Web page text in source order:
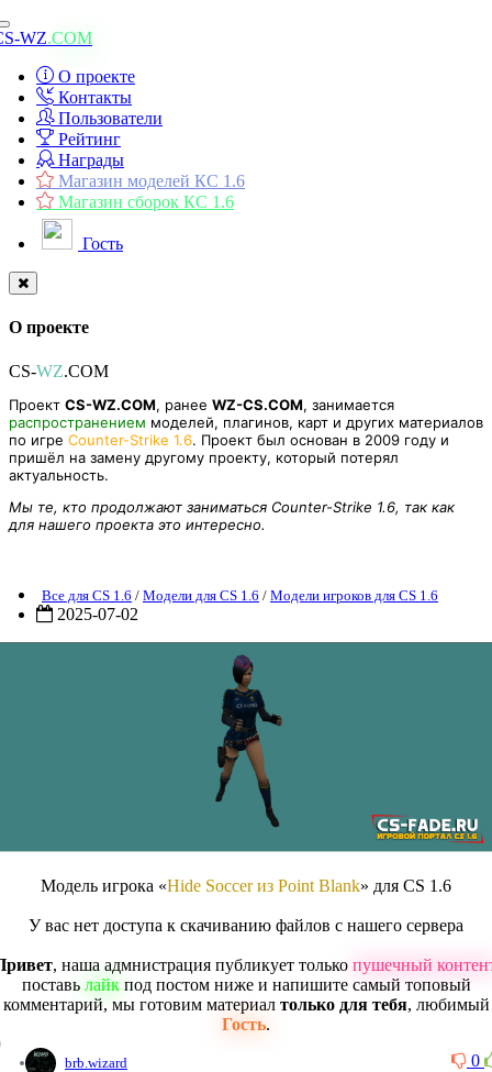
Toggle
navigation
WZ.COM
О проекте
Контакты
Пользователи
Рейтинг
Награды
Магазин моделей КС 1.6
Магазин сборок КС 1.6
Гость
О проекте
CS-WZ.COM
Проект CS-WZ.COM, ранее WZ-CS.COM, занимается
распространением моделей, плагинов, карт и других материалов
по игре Counter-Strike 1.6. Проект был основан в 2009 году и
пришёл на замену другому проекту, который потерял
актуальность.
Мы те, кто продолжают заниматься Counter-Strike 1.6, так как
для нашего проекта это интересно.
Все для CS 1.6 / Модели для CS 1.6 / Модели игроков для CS 1.6
2025-07-02
Модель игрока «Hide Soccer из Point Blank» для CS 1.6
У вас нет доступа к скачиванию файлов с нашего сервера
, наша адмнистрация публикует только пушечный
поставь лайкпод постом ниже и напишите самый топовый
комментарий, мы готовим материал только для тебя, любимый
Гость.
0
brb.wizard